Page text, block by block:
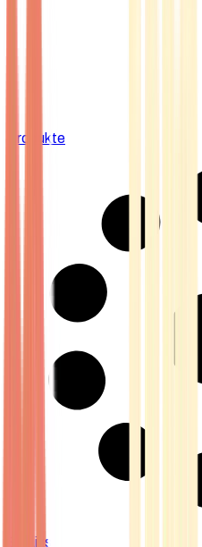
Produkte
Strains